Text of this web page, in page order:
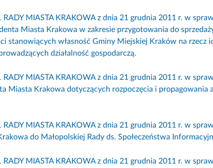
MIASTA KRAKOWA z dnia 21 grudnia 2011 r. w
Miasta Krakowa w zakresie przygotowania do
stanowiących własność Gminy Miejskiej Kraków na rzecz
działalność gospodarczą.
MIASTA KRAKOWA z dnia 21 grudnia 2011 r. w
Miasta Krakowa dotyczących rozpoczęcia i propagowania
MIASTA KRAKOWA z dnia 21 grudnia 2011 r. w
do Małopolskiej Rady ds. Społeczeństwa
MIASTA KRAKOWA z dnia 21 grudnia 2011 r. w